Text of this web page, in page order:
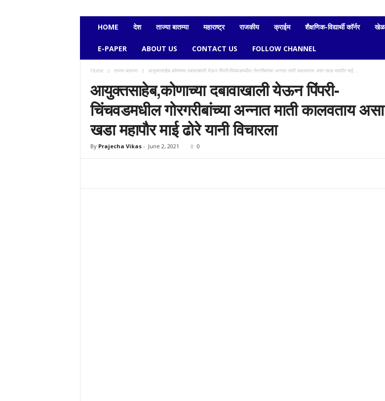
HOME देश ताज्या बातम्या महाराष्ट्र राजकीय क्राईम शैक्षणिक-विद्यार्थी काॅर्नर खेळ
E-PAPER ABOUT US CONTACT US FOLLOW CHANNEL
Home ताज्या बातम्या आयुक्तसाहेब,कोणाच्या दबावाखाली येऊन पिंपरी-चिंचवडमधील गोरगरीबांच्या अन्नात माती कालवताय असा खडा महापौर माई...
आयुक्तसाहेब,कोणाच्या दबावाखाली येऊन पिंपरी-
चिंचवडमधील गोरगरीबांच्या अन्नात माती कालवताय असा
खडा महापौर माई ढोरे यानी विचारला
By Prajecha Vikas- June 2, 2021 0